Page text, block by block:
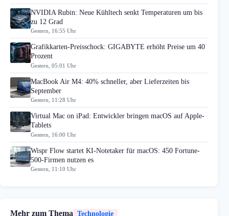
NVIDIA Rubin: Neue Kühltech senkt Temperaturen um bis
zu 12 Grad
Gestern, 16:55 Uhr
Grafikkarten-Preisschock: GIGABYTE erhöht Preise um 40
Prozent
Gestern, 05:01 Uhr
MacBook Air M4: 40% schneller, aber Lieferzeiten bis
September
Gestern, 11:28 Uhr
Virtual Mac on iPad: Entwickler bringen macOS auf Apple-
Tablets
Gestern, 16:00 Uhr
Wispr Flow startet KI-Notetaker für macOS: 450 Fortune-
500-Firmen nutzen es
Gestern, 11:10 Uhr
Mehr zum Thema Technologie